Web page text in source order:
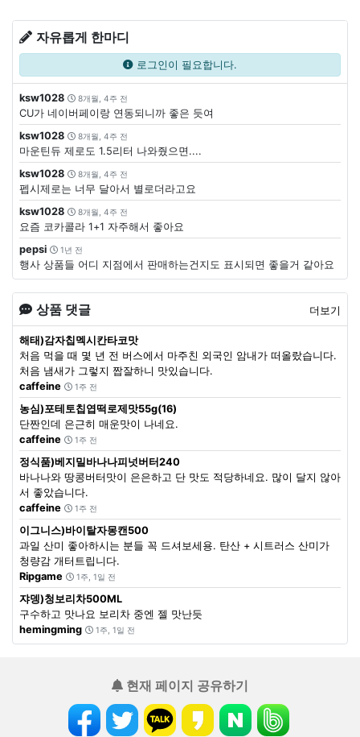
자유롭게 한마디
로그인이 필요합니다.
ksw1028 8개월, 4주 전
CU가 네이버페이랑 연동되니까 좋은 듯여
ksw1028
8개월, 4주 전
마운틴듀 제로도 1.5리터 나와줬으면....
ksw1028
8개월, 4주 전
펩시제로는 너무 달아서 별로더라고요
ksw1028
8개월, 4주 전
요즘 코카콜라 1+1 자주해서 좋아요
pepsi
1년 전
행사 상품들 어디 지점에서 판매하는건지도 표시되면 좋을거 같아요
상품 댓글 더보기
해태)감자칩멕시칸타코맛
처음 먹을 때 몇 년 전 버스에서 마주친 외국인 암내가 떠올랐습니다.
처음 냄새가 그렇지 짭잘하니 맛있습니다.
caffeine
1주 전
농심)포테토칩엽떡로제맛55g(16)
단짠인데 은근히 매운맛이 나네요.
caffeine
1주 전
정식품)베지밀바나나피넛버터240
바나나와 땅콩버터맛이 은은하고 단 맛도 적당하네요. 많이 달지 않아
서 좋았습니다.
caffeine
1주 전
이그니스)바이탈자몽캔500
과일 산미 좋아하시는 분들 꼭 드셔보세용. 탄산 + 시트러스 산미가
청량감 개터트립니다.
Ripgame
1주, 1일 전
쟈뎅)청보리차500ML
구수하고 맛나요 보리차 중엔 젤 맛난듯
hemingming
1주, 1일 전
현재 페이지 공유하기